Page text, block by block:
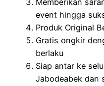
Memberikan
event hingga
Produk Original
Gratis ongkir
berlaku
Siap antar ke
Jabodeabek dan